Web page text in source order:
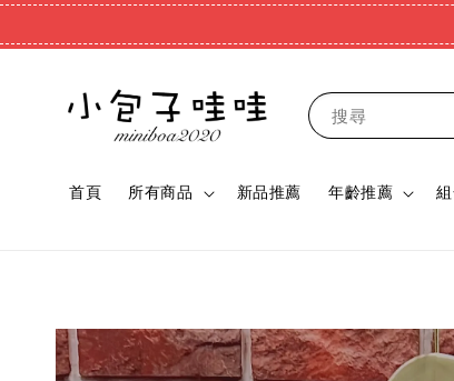
搜尋
首頁 所有商品 新品推薦 年齡推薦